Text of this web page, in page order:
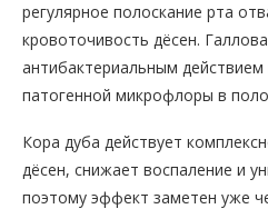
регулярное полоскание рта
кровоточивость дёсен.
антибактериальным
патогенной микрофлоры в
Кора дуба действует
дёсен, снижает воспаление и
поэтому эффект заметен уже